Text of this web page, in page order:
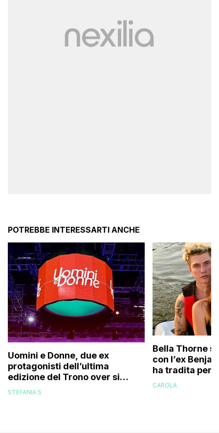
POTREBBE INTERESSARTI ANCHE
Uomini e Donne, due ex
protagonisti dell’ultima
edizione del Trono over si
stanno frequentando fuori dal
STEFANIA S
Bella Thorne
con l’ex
ha tradita per
sostenuto che
CAROLA